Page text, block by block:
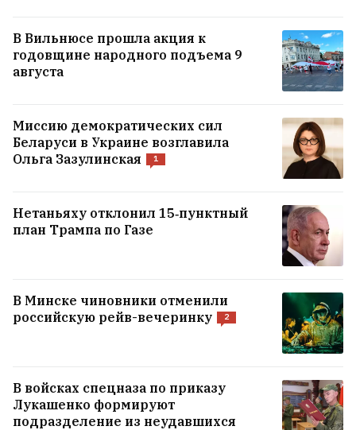
В Вильнюсе прошла акция к
годовщине народного подъема 9
августа
Миссию демократических сил
Беларуси в Украине возглавила
Ольга Зазулинская
1
Нетаньяху отклонил 15‑пунктный
план Трампа по Газе
В Минске чиновники отменили
российскую рейв-вечеринку
2
В войсках спецназа по приказу
Лукашенко формируют
подразделение из неудавшихся
Сегодня на папке Тихановской —
портрет жителя Бреста, которого
посадили на семь лет за то, что он ходил
1
Ранен белорус-доброволец «Лахвич» —
тот, которого недавно травил Батулин
4